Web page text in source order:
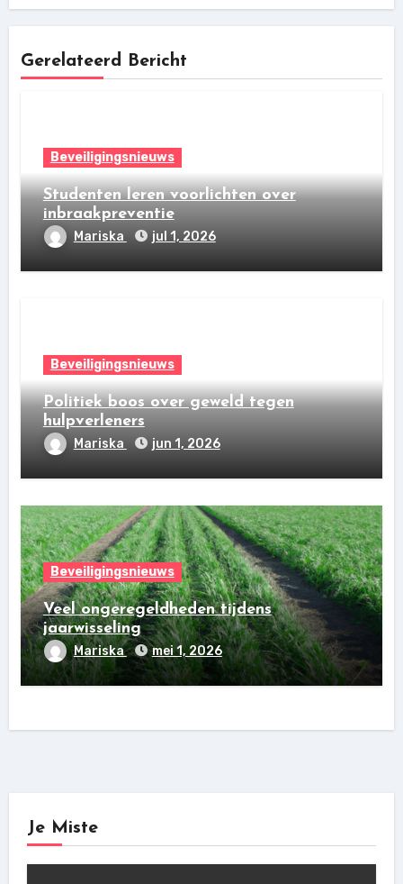
Gerelateerd Bericht
Beveiligingsnieuws
Studenten leren voorlichten over
inbraakpreventie
Mariska jul 1, 2026
Beveiligingsnieuws
Politiek boos over geweld tegen
hulpverleners
Mariska jun 1, 2026
Beveiligingsnieuws
Veel ongeregeldheden tijdens
jaarwisseling
Mariska mei 1, 2026
Je Miste